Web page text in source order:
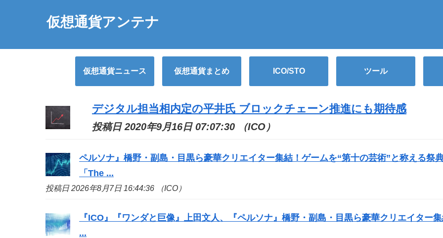
仮想通貨アンテナ
仮想通貨ニュース 仮想通貨まとめ ICO/STO ツール
デジタル担当相内定の平井氏 ブロックチェーン推進にも期待感
投稿日 2020年9月16日 07:07:30 （ICO）
ペルソナ』橋野・副島・目黒ら豪華クリエイター集結！ゲームを“第十の芸術”と称える祭
「The ...
投稿日 2026年8月7日 16:44:36 （ICO）
『ICO』『ワンダと巨像』上田文人、『ペルソナ』橋野・副島・目黒ら豪華クリエイター
...